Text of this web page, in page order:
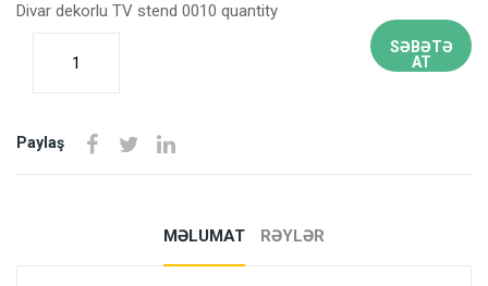
Divar dekorlu TV stend 0010 quantity
SƏBƏTƏ
AT
Paylaş
MƏLUMAT RƏYLƏR